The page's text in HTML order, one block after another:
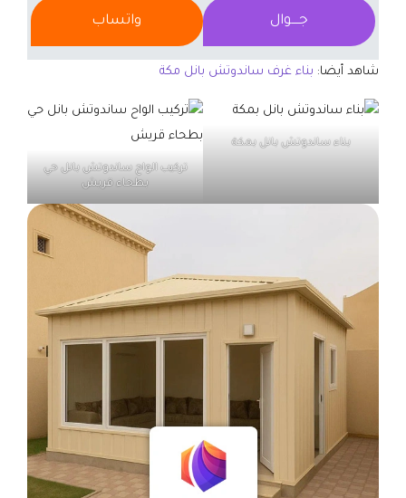
جــــوال واتساب
شاهد أيضا: بناء غرف ساندوتش بانل مكة
بناء ساندوتش بانل بمكة
تركيب الواح ساندوتش بانل حي
بطحاء قريش